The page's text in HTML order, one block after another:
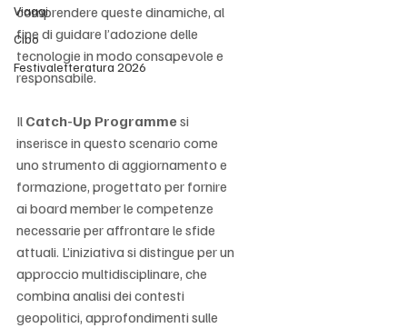
Viaggi
Cibo
Festivaletteratura 2026
comprendere queste dinamiche, al
fine di guidare l’adozione delle
tecnologie in modo consapevole e
responsabile.
Il Catch-Up Programme si
inserisce in questo scenario come
uno strumento di aggiornamento e
formazione, progettato per fornire
ai board member le competenze
necessarie per affrontare le sfide
attuali. L’iniziativa si distingue per un
approccio multidisciplinare, che
combina analisi dei contesti
geopolitici, approfondimenti sulle